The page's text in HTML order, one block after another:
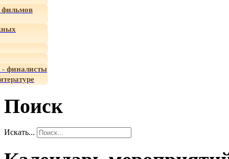
- финалисты
Поиск
Искать...